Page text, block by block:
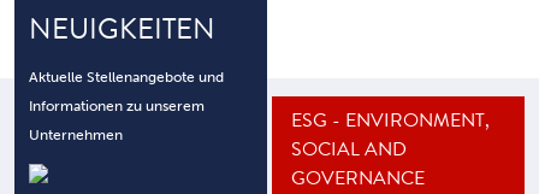
NEUIGKEITEN
Aktuelle Stellenangebote und
Informationen zu unserem
Unternehmen
ESG - ENVIRONMENT,
SOCIAL AND
GOVERNANCE